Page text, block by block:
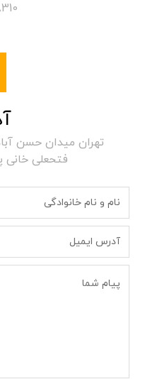
تهران میدان حسن
فتحعلی خانی